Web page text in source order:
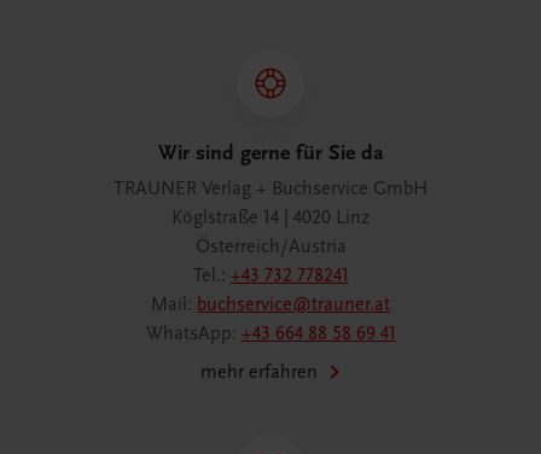
Wir sind gerne für Sie da
TRAUNER Verlag + Buchservice GmbH
Köglstraße 14 | 4020 Linz
Österreich/Austria
Tel.: +43 732 778241
Mail: buchservice@trauner.at
WhatsApp: +43 664 88 58 69 41
mehr erfahren